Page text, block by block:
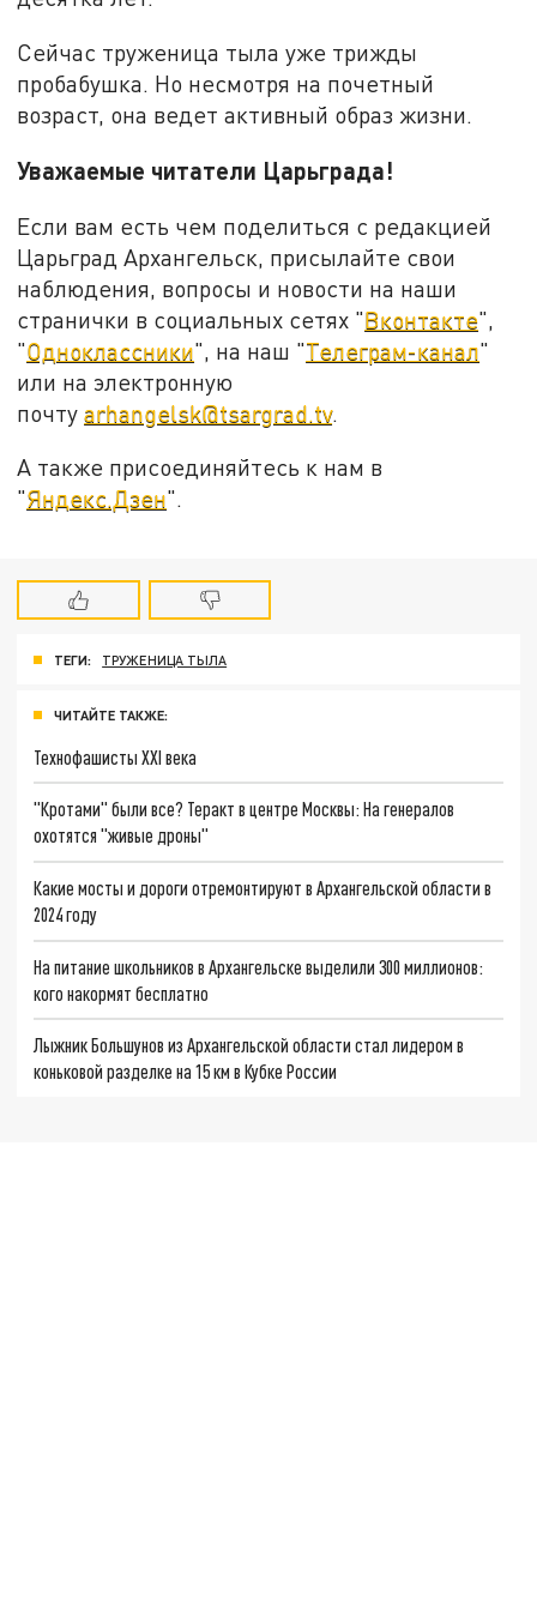
Сейчас труженица тыла уже трижды
пробабушка. Но несмотря на почетный
возраст, она ведет активный образ жизни.
Уважаемые читатели Царьграда!
Если вам есть чем поделиться с редакцией
Царьград Архангельск, присылайте свои
наблюдения, вопросы и новости на наши
странички в социальных сетях "Вконтакте",
"Одноклассники", на наш "Телеграм-канал"
или на электронную
почтуarhangelsk@tsargrad.tv.
А также присоединяйтесь к нам в
"Яндекс.Дзен".
ТЕГИ: ТРУЖЕНИЦА ТЫЛА
ЧИТАЙТЕ ТАКЖЕ:
Технофашисты XXI века
"Кротами" были все? Теракт в центре Москвы: На генералов
охотятся "живые дроны"
Какие мосты и дороги отремонтируют в Архангельской области в
2024 году
На питание школьников в Архангельске выделили 300 миллионов:
кого накормят бесплатно
Лыжник Большунов из Архангельской области стал лидером в
коньковой разделке на 15 км в Кубке России